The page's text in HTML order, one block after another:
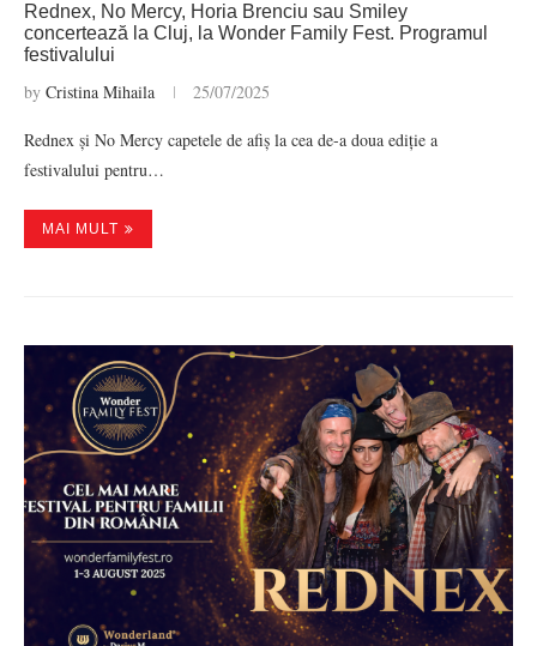
Rednex, No Mercy, Horia Brenciu sau Smiley
concertează la Cluj, la Wonder Family Fest. Programul
festivalului
by Cristina Mihaila 25/07/2025
Rednex și No Mercy capetele de afiș la cea de-a doua ediție a
festivalului pentru…
MAI MULT